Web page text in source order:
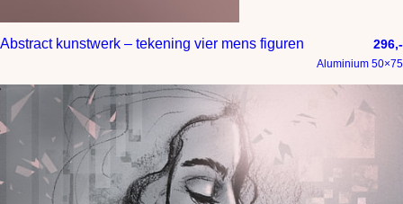
Abstract kunstwerk – tekening vier mens figuren 296,-
Aluminium 50×75